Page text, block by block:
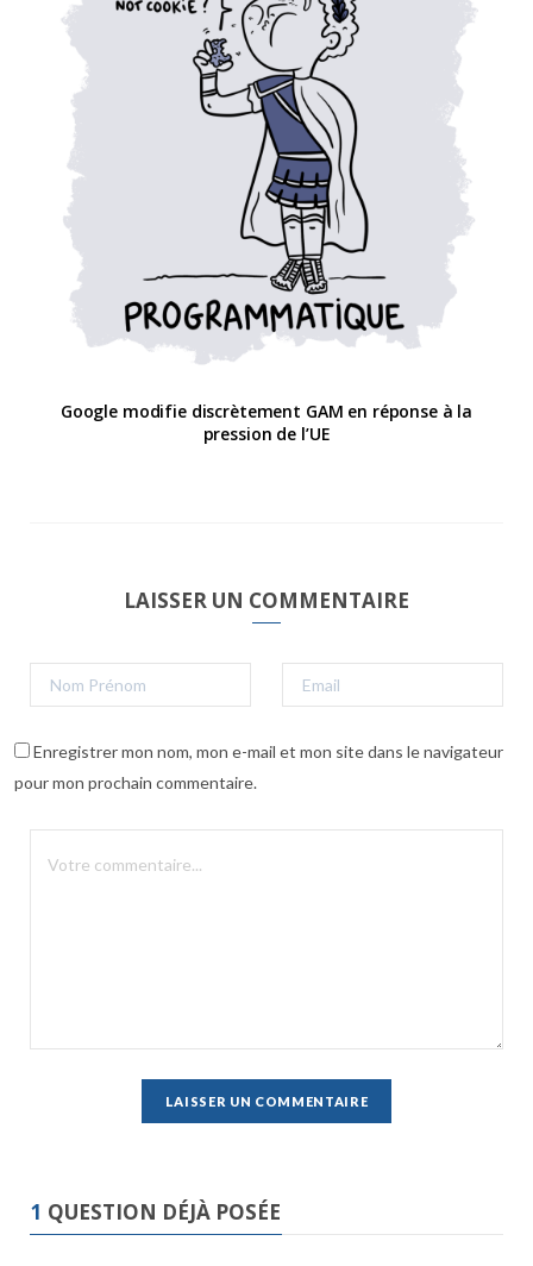
Google modifie discrètement GAM en réponse à la
pression de l’UE
LAISSER UN COMMENTAIRE
Enregistrer mon nom, mon e-mail et mon site dans le navigateur
pour mon prochain commentaire.
1 QUESTION DÉJÀ POSÉE